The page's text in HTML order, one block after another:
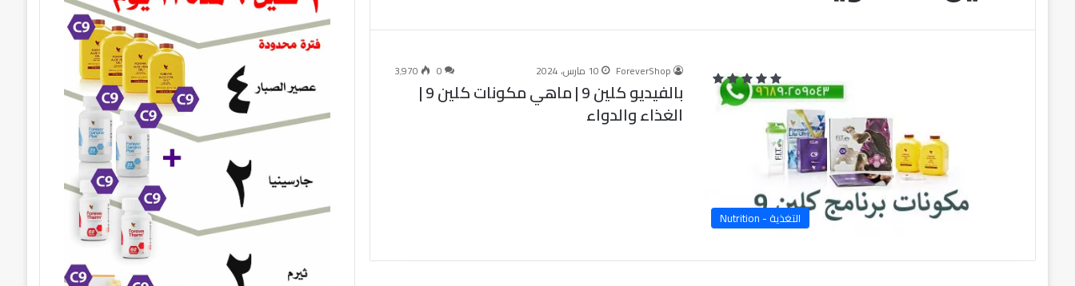
التغذية - Nutrition
ForeverShop 10 مارس، 2024 0 3٬970
بالفيديو كلين 9 | ماهي مكونات كلين 9 |
الغذاء والدواء